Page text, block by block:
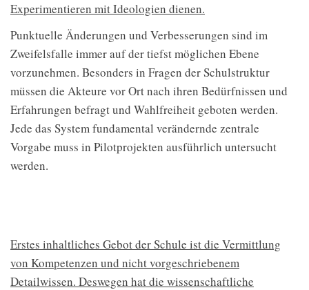
Experimentieren mit Ideologien dienen.
Punktuelle Änderungen und Verbesserungen sind im
Zweifelsfalle immer auf der tiefst möglichen Ebene
vorzunehmen. Besonders in Fragen der Schulstruktur
müssen die Akteure vor Ort nach ihren Bedürfnissen und
Erfahrungen befragt und Wahlfreiheit geboten werden.
Jede das System fundamental verändernde zentrale
Vorgabe muss in Pilotprojekten ausführlich untersucht
werden.
Erstes inhaltliches Gebot der Schule ist die Vermittlung
von Kompetenzen und nicht vorgeschriebenem
Detailwissen. Deswegen hat die wissenschaftliche